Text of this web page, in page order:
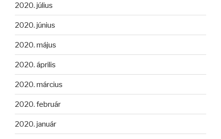
2020. július
2020. június
2020. május
2020. április
2020. március
2020. február
2020. január